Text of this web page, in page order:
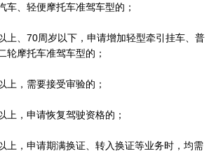
车、轻便摩托车准驾车型的；
上、70周岁以下，申请增加轻型牵引挂车、普
轮摩托车准驾车型的；
上，需要接受审验的；
上，申请恢复驾驶资格的；
上，申请期满换证、转入换证等业务时，均需